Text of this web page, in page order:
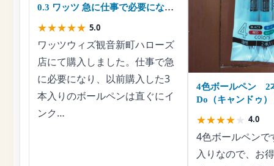
0.3 ワッツ 急に仕事で必要になっ
★★★★★ 5.0
ワッツウィズ観音新町ハローズ
店にて購入しました。仕事で急
に必要になり、以前購入した3
本入りのボールペンは直ぐにイ
ンク…
4色ボールペン 2
Do（キャンドゥ
ボールペン
★★★★★ 4.0
4色ボールペンで
入りなので、お